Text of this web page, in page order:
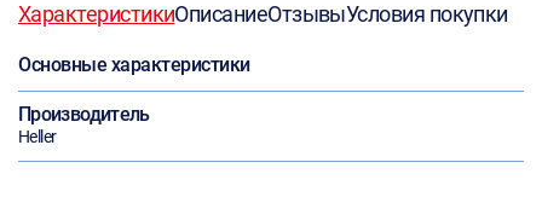
ХарактеристикиОписаниеОтзывыУсловия покупки
Основные характеристики
Производитель
Heller